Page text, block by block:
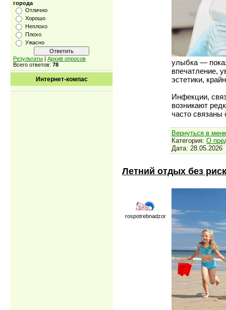
города
Отлично
Хорошо
Неплохо
Плохо
Ужасно
Результаты | Архив опросов
Всего ответов: 78
Интернет-компас
улыбка —
впечатление,
эстетики,
Инфекции,
возникают
часто связаны
Вернуться в
Категория: О
Дата: 28.05.2026
Летний отдых без
rospotrebnadzor